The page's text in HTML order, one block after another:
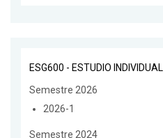
ESG600 - ESTUDIO INDIVIDUAL
Semestre 2026
2026-1
Semestre 2024